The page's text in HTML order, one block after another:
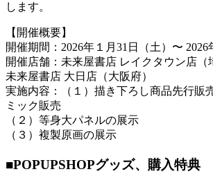
します。
【開催概要】
開催期間：2026年１月31日（土）〜 2026
開催店舗：未来屋書店 レイクタウン店（
未来屋書店 大日店（大阪府）
実施内容：（１）描き下ろし商品先行販
ミック販売
（２）等身大パネルの展示
（３）複製原画の展示
■POPUPSHOPグッズ、購入特典